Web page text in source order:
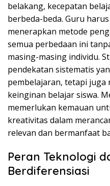
belakang, kecepatan
berbeda-beda. Guru
menerapkan metode
semua perbedaan ini
masing-masing individu.
pendekatan sistematis
pembelajaran, tetapi juga
keinginan belajar siswa.
memerlukan kemauan
kreativitas dalam
relevan dan bermanfaat
Peran Teknologi
Berdiferensiasi